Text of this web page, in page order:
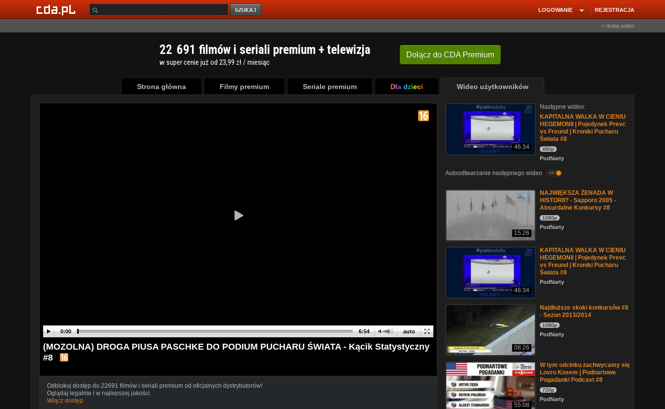
REJESTRACJA
LOGOWANIE
+ dodaj wideo
Dołącz do CDA Premium
22 691 filmów i seriali premium + telewizja
w super cenie już od 23,99 zł / miesiąc
Strona główna Filmy premium Seriale premium Dla dzieci Wideo użytkowników
auto
0:00 6:54
(MOZOLNA) DROGA PIUSA PASCHKE DO PODIUM PUCHARU ŚWIATA - Kącik Statystyczny
#8
Odblokuj dostęp do 22691 filmów i seriali premium od oficjalnych dystrybutorów!
Oglądaj legalnie i w najlepszej jakości.
Włącz dostęp
46:34
Następne wideo:
KAPITALNA WALKA W CIENIU
HEGEMONII | Pojedynek Prevc
vs Freund | Kroniki Pucharu
Świata #8
480p
PodNarty
Autoodtwarzanie następnego wideo on
15:26
NAJWIĘKSZA ŻENADA W
HISTORII? - Sapporo 2005 -
Absurdalne Konkursy #8
1080p
PodNarty
46:34
KAPITALNA WALKA W CIENIU
HEGEMONII | Pojedynek Prevc
vs Freund | Kroniki Pucharu
Świata #8
PodNarty
08:26
Najdłuższe skoki konkursów #8
- Sezon 2013/2014
1080p
PodNarty
55:08
W tym odcinku zachwycamy się
Lovro Kosem | Podnartowe
Pogadanki Podcast #8
720p
PodNarty